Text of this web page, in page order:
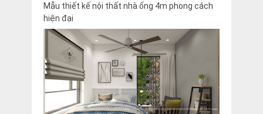
Mẫu thiết kế nội thất nhà ống 4m phong cách
hiện đại